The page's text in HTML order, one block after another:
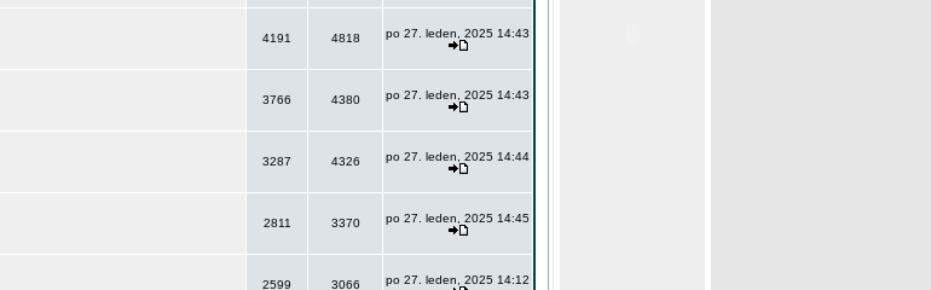
4191 4818 po 27. leden, 2025 14:43
3766 4380 po 27. leden, 2025 14:43
3287 4326 po 27. leden, 2025 14:44
2811 3370 po 27. leden, 2025 14:45
2599 3066 po 27. leden, 2025 14:12